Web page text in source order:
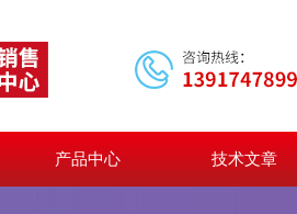
产品中心 技术文章